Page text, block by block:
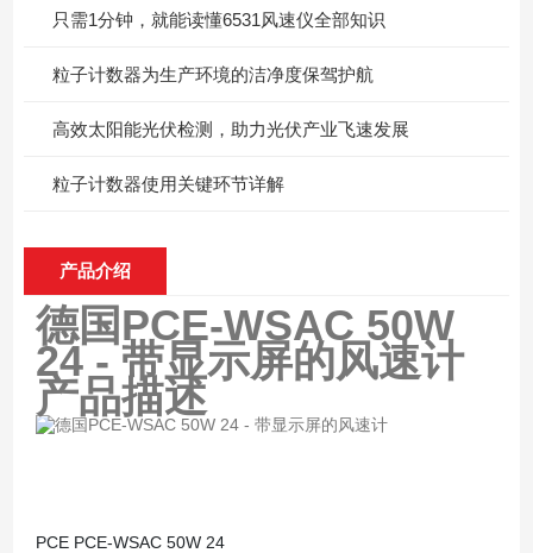
只需1分钟，就能读懂6531风速仪全部知识
粒子计数器为生产环境的洁净度保驾护航
高效太阳能光伏检测，助力光伏产业飞速发展
粒子计数器使用关键环节详解
产品介绍
德国PCE-WSAC 50W
24 - 带显示屏的风速计
产品描述
PCE PCE-WSAC 50W 24